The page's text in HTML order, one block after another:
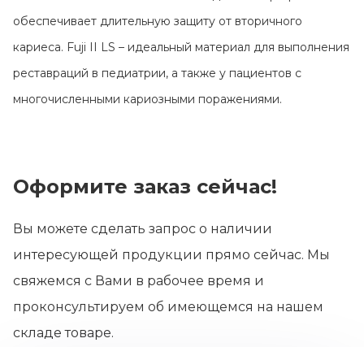
обеспечивает длительную защиту от вторичного
кариеса. Fuji II LS – идеальный материал для выполнения
реставраций в педиатрии, а также у пациентов с
многочисленными кариозными поражениями.
Оформите заказ сейчас!
Вы можете сделать запрос о наличии
интересующей продукции прямо сейчас. Мы
свяжемся с Вами в рабочее время и
проконсультируем об имеющемся на нашем
складе товаре.